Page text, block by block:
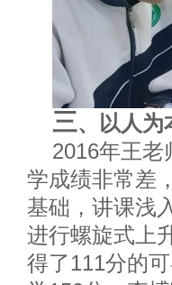
三、
以人为
2016年王老
学成绩非常差
基础，讲课浅
进行螺旋式上
得了111分的